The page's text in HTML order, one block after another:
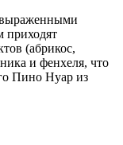
приходят
(абрикос,
и фенхеля, что
Пино Нуар из